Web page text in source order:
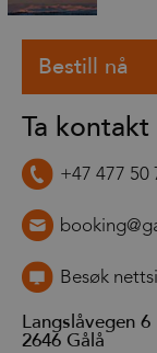
Ta kontakt
+47 477 50
Besøk
Langslåvegen 6
2646 Gålå